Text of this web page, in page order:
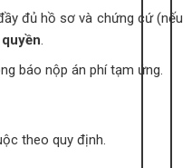
đủ hồ sơ và chứng cứ (nếu
.
báo nộp án phí tạm ứng.
theo quy định.